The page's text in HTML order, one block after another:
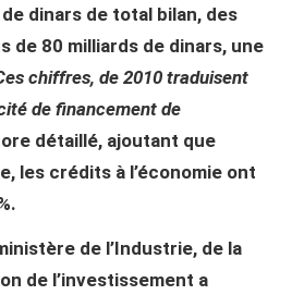
dinars de total bilan, des
de 80 milliards de dinars, une
chiffres, de 2010 traduisent
de financement de
détaillé, ajoutant que
les crédits à l’économie ont
de l’Industrie, de la
de l’investissement a